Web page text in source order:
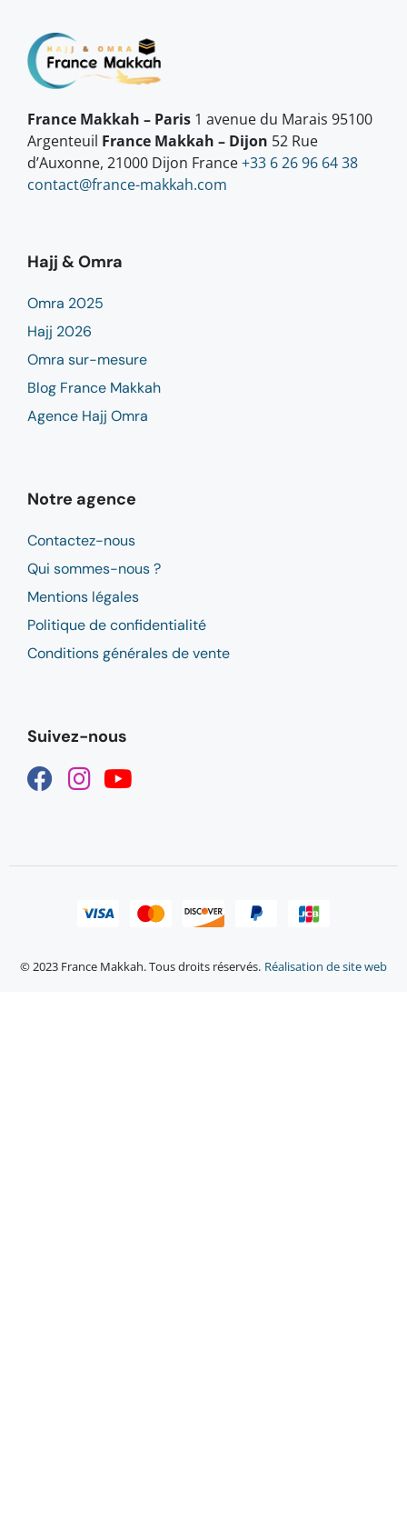
France Makkah – Paris 1 avenue du Marais 95100
Argenteuil France Makkah – Dijon 52 Rue
d’Auxonne, 21000 Dijon France+33 6 26 96 64 38
contact@france-makkah.com
Hajj & Omra
Omra 2025
Hajj 2026
Omra sur-mesure
Blog France Makkah
Agence Hajj Omra
Notre agence
Contactez-nous
Qui sommes-nous ?
Mentions légales
Politique de confidentialité
Conditions générales de vente
Suivez-nous
© 2023 France Makkah. Tous droits réservés. Réalisation de site web